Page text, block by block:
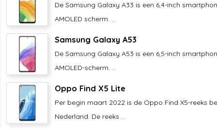
De Samsung Galaxy A33 is een 6,4-inch
AMOLED scherm. ...
Samsung Galaxy A53
De Samsung Galaxy A53 is een 6,5-inch
AMOLED-scherm. ...
Oppo Find X5 Lite
Per begin maart 2022 is de Oppo Find X5-reeks
Nederland. De reeks ...